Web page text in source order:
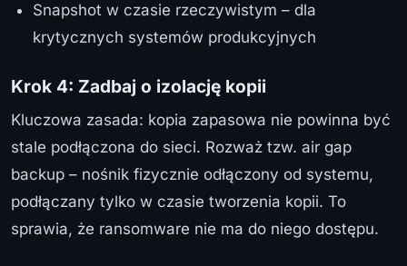
Snapshot w czasie rzeczywistym – dla
krytycznych systemów produkcyjnych
Krok 4: Zadbaj o izolację kopii
Kluczowa zasada: kopia zapasowa nie powinna być
stale podłączona do sieci. Rozważ tzw. air gap
backup – nośnik fizycznie odłączony od systemu,
podłączany tylko w czasie tworzenia kopii. To
sprawia, że ransomware nie ma do niego dostępu.